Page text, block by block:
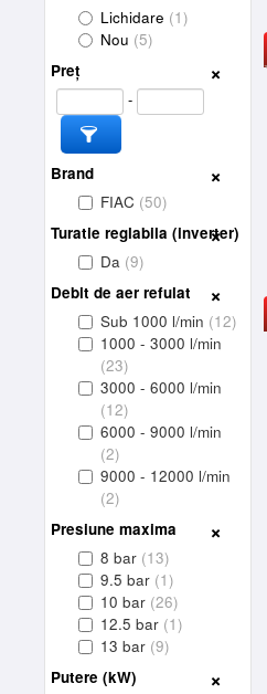
Lichidare (1)
Nou (5)
Preț
-
Brand
FIAC (50)
Turatie reglabila (inverter)
Da (9)
Debit de aer refulat
Sub 1000 l/min (12)
1000 - 3000 l/min
(23)
3000 - 6000 l/min
(12)
6000 - 9000 l/min
(2)
9000 - 12000 l/min
(2)
Presiune maxima
8 bar (13)
9.5 bar (1)
10 bar (26)
12.5 bar (1)
13 bar (9)
Putere (kW)